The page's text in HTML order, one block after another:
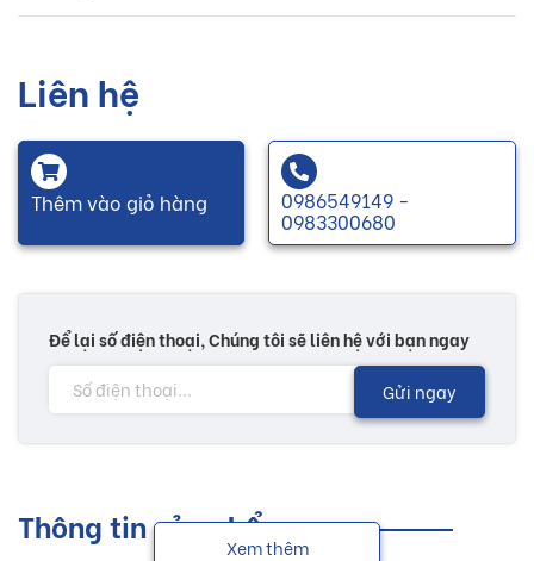
Liên hệ
Thêm vào giỏ hàng 0986549149 -
0983300680
Để lại số điện thoại, Chúng tôi sẽ liên hệ với bạn ngay
Gửi ngay
Thông tin sản phẩm
Xem thêm